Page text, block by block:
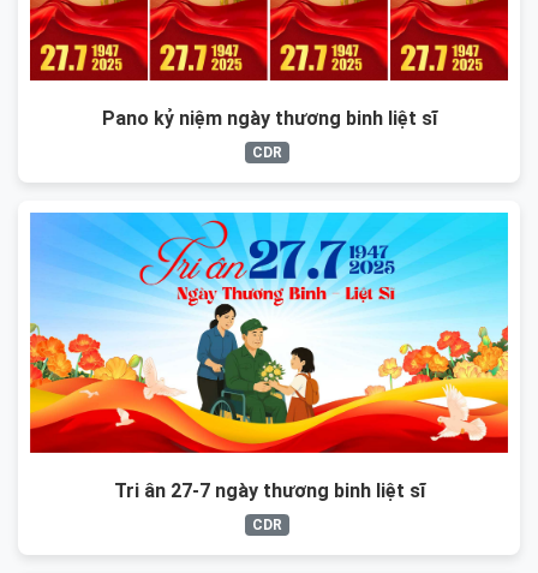
Pano kỷ niệm ngày thương binh liệt sĩ
CDR
Tri ân 27-7 ngày thương binh liệt sĩ
CDR